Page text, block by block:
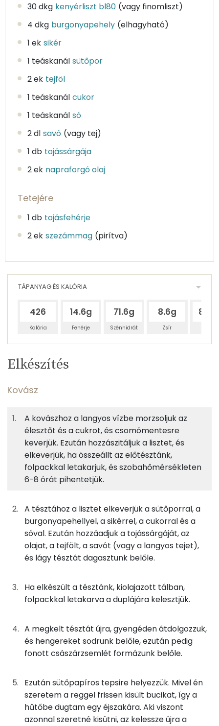
30 dkg kenyérliszt bl80 (vagy finomliszt)
4 dkg burgonyapehely (elhagyható)
1 ek sikér
1 teáskanál sütőpor
2 ek tejföl
1 teáskanál cukor
1 teáskanál só
2 dl savó (vagy tej)
1 db tojássárgája
2 ek napraforgó olaj
Tetejére
1 db tojásfehérje
2 ek szezámmag (pirítva)
TÁPANYAG ÉS KALÓRIA
426
Kalória
14.6g
Fehérje
71.6g
Szénhidrát
8.6g
Zsír
Egy
adagban
Kovász
20gfinomliszt
73 kcal
1gcukor
20gvíz 0 kcal
Tészta
8gburgonyapehely
28 kcal
0gsütőpor
0 kcal
1gcukor
4 kcal
1gsó
0 kcal
TÁPANYAGTARTALOM
8%
Fehérje
40%
Szénhidrát
5%
Zsír
47%
Víz
TOP ásványi anyagok
Nátrium
Foszfor
Kálcium
Magnézium
TOP vitaminok
C vitamin:
Niacin - B3 vitamin:
Tiamin - B1 vitamin:
Elkészítés
Kovász
A kovászhoz a langyos vízbe morzsoljuk az
élesztőt és a cukrot, és csomómentesre
keverjük. Ezután hozzászitáljuk a lisztet, és
elkeverjük, ha összeállt az előtésztánk,
folpackkal letakarjuk, és szobahőmérsékleten
6-8 órát pihentetjük.
A tésztához a lisztet elkeverjük a sütőporral, a
burgonyapehellyel, a sikérrel, a cukorral és a
sóval. Ezután hozzáadjuk a tojássárgáját, az
olajat, a tejfölt, a savót (vagy a langyos tejet),
és lágy tésztát dagasztunk belőle.
Ha elkészült a tésztánk, kiolajazott tálban,
folpackkal letakarva a duplájára kelesztjük.
A megkelt tésztát újra, gyengéden átdolgozzuk,
és hengereket sodrunk belőle, ezután pedig
fonott császárzsemlét formázunk belőle.
Ezután sütőpapíros tepsire helyezzük. Mivel én
szeretem a reggel frissen kisült bucikat, így a
hűtőbe dugtam egy éjszakára. Aki viszont
azonnal szeretné kisütni, az kelessze újra a